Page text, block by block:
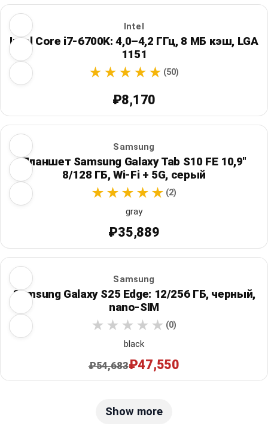
Intel
Intel Core i7-6700K: 4,0–4,2 ГГц, 8 МБ кэш, LGA
1151
(50)
₽8,170
Samsung
Планшет Samsung Galaxy Tab S10 FE 10,9"
8/128 ГБ, Wi‑Fi + 5G, серый
(2)
gray
₽35,889
Samsung
Samsung Galaxy S25 Edge: 12/256 ГБ, черный,
nano-SIM
(0)
black
₽54,683₽47,550
Show more